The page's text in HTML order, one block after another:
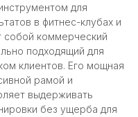
для
в фитнес-клубах и
собой коммерческий
подходящий для
клиентов. Его мощная
рамой и
выдерживать
без ущерба для